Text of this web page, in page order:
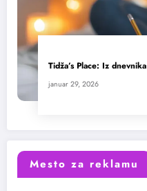
Tidža’s Place: Iz dnevnika
januar 29, 2026
Mesto za reklamu